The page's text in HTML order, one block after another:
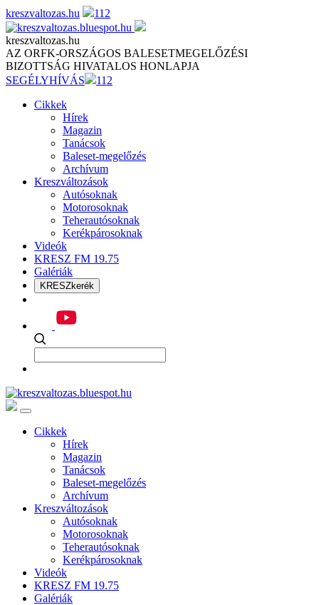
Skip
to
content
kreszvaltozas.hu 112
kreszvaltozas.hu
AZ ORFK-ORSZÁGOS BALESETMEGELŐZÉSI
BIZOTTSÁG HIVATALOS HONLAPJA
SEGÉLYHÍVÁS
112
Cikkek
Hírek
Magazin
Tanácsok
Baleset-megelőzés
Archívum
Kreszváltozások
Autósoknak
Motorosoknak
Teherautósoknak
Kerékpárosoknak
Videók
KRESZ FM 19.75
Galériák
KRESZkerék
Cikkek
Hírek
Magazin
Tanácsok
Baleset-megelőzés
Archívum
Kreszváltozások
Autósoknak
Motorosoknak
Teherautósoknak
Kerékpárosoknak
Videók
KRESZ FM 19.75
Galériák